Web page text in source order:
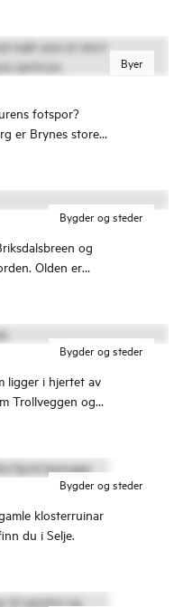
Byer
fotspor?
er Brynes store
Bygder og steder
og
Olden er
Bygder og steder
ligger i hjertet av
Trollveggen og
tind.
Bygder og steder
klosterruinar
du i Selje.